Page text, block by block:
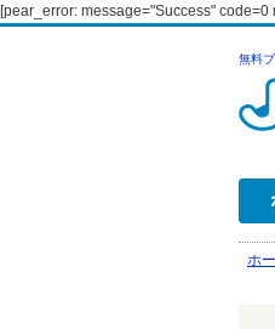
[pear_error: message="Success"
無料
ホ